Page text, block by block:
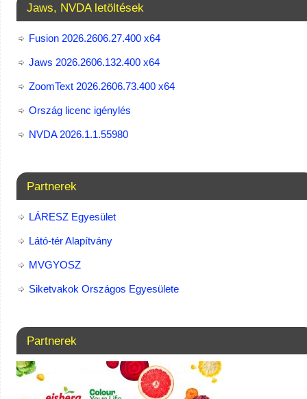
Jaws, NVDA letöltések
Fusion 2026.2606.27.400 x64
Jaws 2026.2606.132.400 x64
ZoomText 2026.2606.73.400​ x64
Ország licenc igénylés
NVDA 2026.1.1.55980
Partnerek
LÁRESZ Egyesület
Látó-tér Alapítvány
MVGYOSZ
Siketvakok Országos Egyesülete
Partnerek